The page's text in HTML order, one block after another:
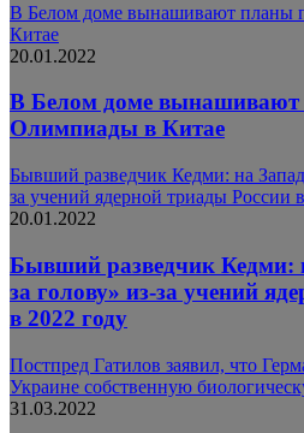
В Белом доме вынашивают планы
Китае
20.01.2022
В Белом доме
Олимпиады в Китае
Бывший разведчик Кедми: на
за учений ядерной триады России
20.01.2022
Бывший разведчик Кедми:
за голову» из-за учений
в 2022 году
Постпред Гатилов заявил, что
Украине собственную
31.03.2022